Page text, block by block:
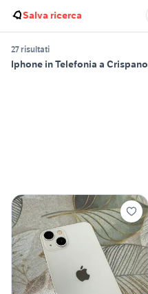
Salva ricerca
27 risultati
Iphone in Telefonia a Crispano